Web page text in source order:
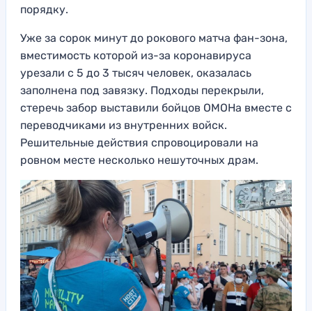
порядку.
Уже за сорок минут до рокового матча фан-зона,
вместимость которой из-за коронавируса
урезали с 5 до 3 тысяч человек, оказалась
заполнена под завязку. Подходы перекрыли,
стеречь забор выставили бойцов ОМОНа вместе с
переводчиками из внутренних войск.
Решительные действия спровоцировали на
ровном месте несколько нешуточных драм.